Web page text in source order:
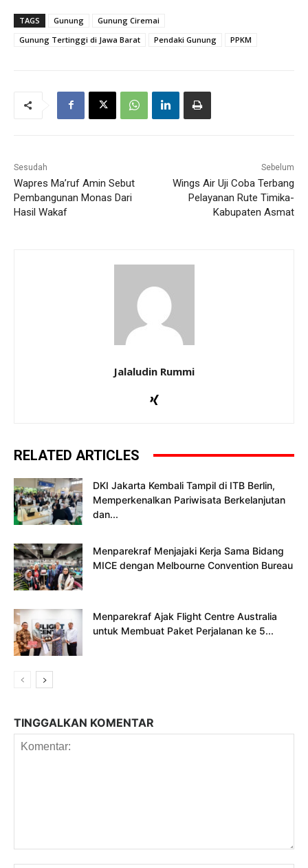
TAGS Gunung
Gunung Ciremai
Gunung Tertinggi di Jawa Barat
Pendaki Gunung PPKM
Sesudah
Wapres Ma’ruf Amin Sebut
Pembangunan Monas Dari
Hasil Wakaf
Sebelum
Wings Air Uji Coba Terbang
Pelayanan Rute Timika-
Kabupaten Asmat
Jalaludin Rummi
RELATED ARTICLES
DKI Jakarta Kembali Tampil di ITB Berlin,
Memperkenalkan Pariwisata Berkelanjutan
dan...
Menparekraf Menjajaki Kerja Sama Bidang
MICE dengan Melbourne Convention Bureau
Menparekraf Ajak Flight Centre Australia
untuk Membuat Paket Perjalanan ke 5...
TINGGALKAN KOMENTAR